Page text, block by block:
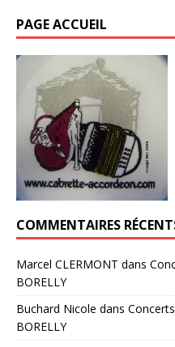
PAGE ACCUEIL
COMMENTAIRES
Marcel CLERMONT dans
BORELLY
Buchard Nicole dans
BORELLY